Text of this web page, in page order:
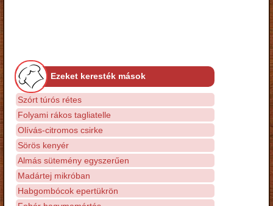
Ezeket keresték mások
Szórt túrós rétes
Folyami rákos tagliatelle
Olívás-citromos csirke
Sörös kenyér
Almás sütemény egyszerűen
Madártej mikróban
Habgombócok epertükrön